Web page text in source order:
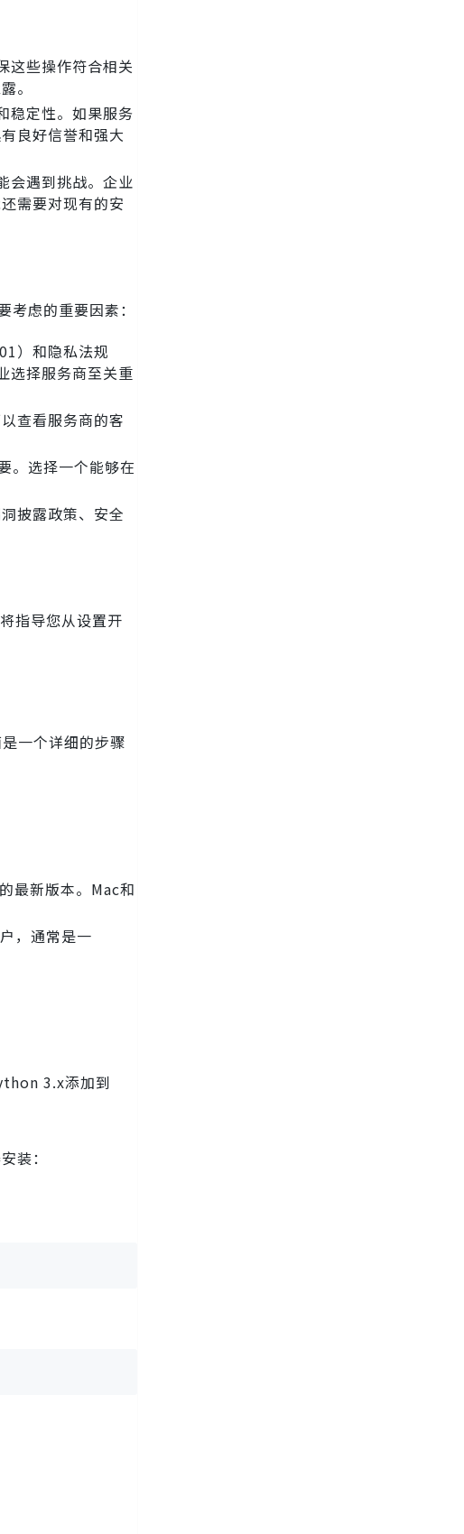
这些操作符合相关
。
稳定性。如果服务
良好信誉和强大
会遇到挑战。企业
需要对现有的安
虑的重要因素：
）和隐私法规
选择服务商至关重
查看服务商的客
。选择一个能够在
披露政策、安全
指导您从设置开
一个详细的步骤
最新版本。Mac和
，通常是一
3.x添加到
装：